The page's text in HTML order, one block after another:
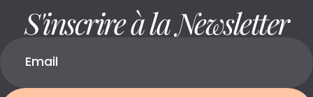
S'inscrire à la Newsletter